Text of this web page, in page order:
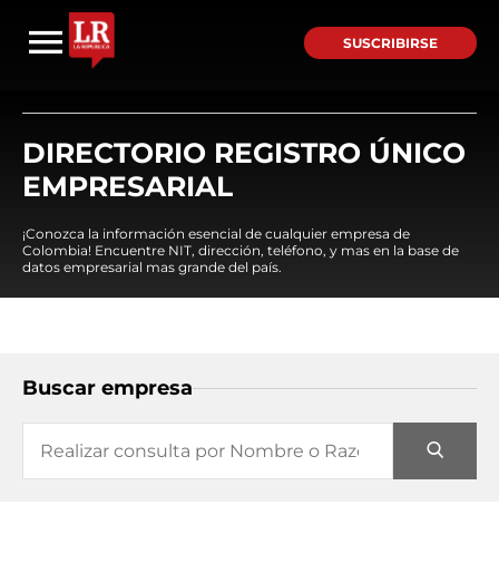
SUSCRIBIRSE
DIRECTORIO REGISTRO ÚNICO
EMPRESARIAL
¡Conozca la información esencial de cualquier empresa de
Colombia! Encuentre NIT, dirección, teléfono, y mas en la base de
datos empresarial mas grande del país.
Buscar empresa